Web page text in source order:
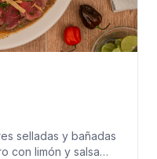
selladas y bañadas
con limón y salsa